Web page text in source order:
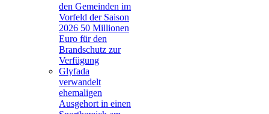
den Gemeinden im
Vorfeld der Saison
2026 50 Millionen
Euro für den
Brandschutz zur
Verfügung
Glyfada
verwandelt
ehemaligen
Ausgehort in einen